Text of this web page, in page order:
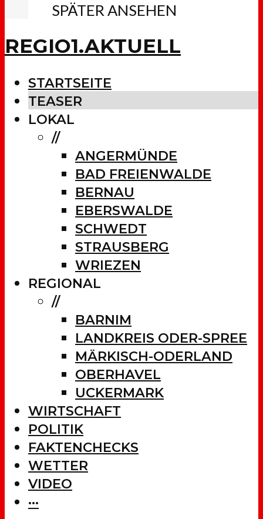
SPÄTER ANSEHEN
REGIO1.AKTUELL
STARTSEITE
TEASER
LOKAL
//
ANGERMÜNDE
BAD FREIENWALDE
BERNAU
EBERSWALDE
SCHWEDT
STRAUSBERG
WRIEZEN
REGIONAL
//
BARNIM
LANDKREIS ODER-SPREE
MÄRKISCH-ODERLAND
OBERHAVEL
UCKERMARK
WIRTSCHAFT
POLITIK
FAKTENCHECKS
WETTER
VIDEO
···